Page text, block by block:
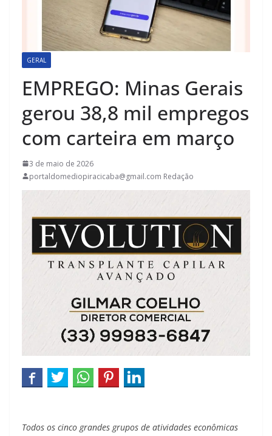
GERAL
EMPREGO: Minas Gerais
gerou 38,8 mil empregos
com carteira em março
3 de maio de 2026
portaldomediopiracicaba@gmail.com Redação
Todos os cinco grandes grupos de atividades econômicas